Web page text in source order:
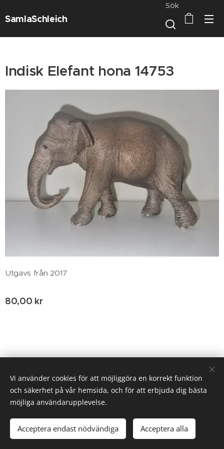
SamlaSchleich
Sök
Indisk Elefant hona 14753
Utgavs från 2017
80,00 kr
Tillfälligt slut
© 2020 Birgitta Helm, Broestorp 1175, 289 93 Broby
Cookies
Vi använder cookies för att möjliggöra en korrekt funktion
och säkerhet på vår hemsida, och för att erbjuda dig bästa
möjliga användarupplevelse.
Acceptera endast nödvändiga Acceptera alla